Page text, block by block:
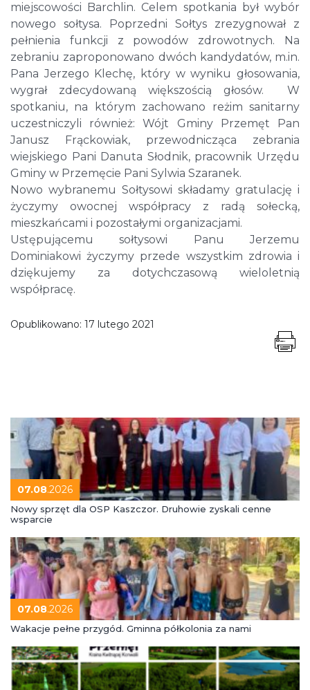
miejscowości Barchlin. Celem spotkania był wybór
nowego sołtysa. Poprzedni Sołtys zrezygnował z
pełnienia funkcji z powodów zdrowotnych. Na
zebraniu zaproponowano dwóch kandydatów, m.in.
Pana Jerzego Klechę, który w wyniku głosowania,
wygrał zdecydowaną większością głosów. W
spotkaniu, na którym zachowano reżim sanitarny
uczestniczyli również: Wójt Gminy Przemęt Pan
Janusz Frąckowiak, przewodnicząca zebrania
wiejskiego Pani Danuta Słodnik, pracownik Urzędu
Gminy w Przemęcie Pani Sylwia Szaranek.
Nowo wybranemu Sołtysowi składamy gratulację i
życzymy owocnej współpracy z radą sołecką,
mieszkańcami i pozostałymi organizacjami.
Ustępującemu sołtysowi Panu Jerzemu
Dominiakowi życzymy przede wszystkim zdrowia i
dziękujemy za dotychczasową wieloletnią
współpracę.
Opublikowano: 17 lutego 2021
07.08.2026
Nowy sprzęt dla OSP Kaszczor. Druhowie zyskali cenne
wsparcie
07.08.2026
Wakacje pełne przygód. Gminna półkolonia za nami